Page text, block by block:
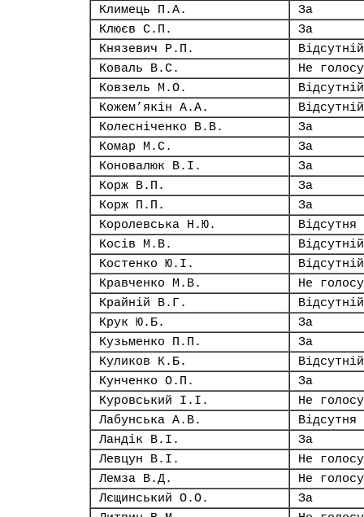
Климець П.А.
За
Клюєв С.П.
За
Князевич Р.П.
Відсутній
Коваль В.С.
Не
Ковзель М.О.
Відсутній
Кожем’якін А.А.
Відсутній
Колесніченко В.В.
За
Комар М.С.
За
Коновалюк В.І.
За
Корж В.П.
За
Корж П.П.
За
Королевська Н.Ю.
Відсутня
Косів М.В.
Відсутній
Костенко Ю.І.
Відсутній
Кравченко М.В.
Не
Крайній В.Г.
Відсутній
Крук Ю.Б.
За
Кузьменко П.П.
За
Куликов К.Б.
Відсутній
Кунченко О.П.
За
Куровський І.І.
Не
Лабунська А.В.
Відсутня
Ландік В.І.
За
Левцун В.І.
Не
Лемза В.Д.
Не
Лєщинський О.О.
За